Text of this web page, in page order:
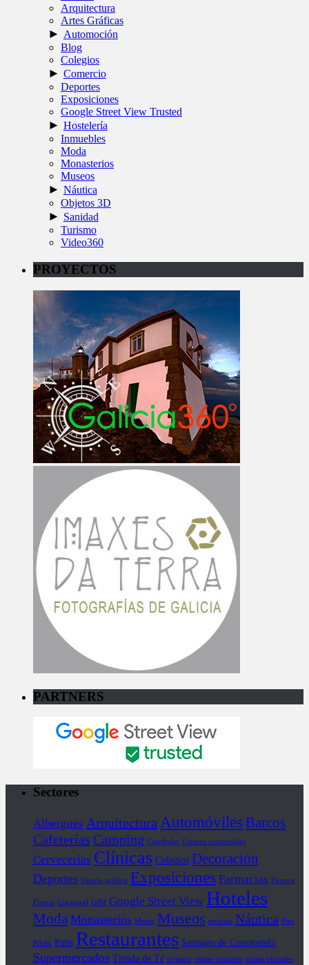
Arquitectura
Artes Gráficas
► Automoción
Blog
Colegios
► Comercio
Deportes
Exposiciones
Google Street View Trusted
► Hostelería
Inmuebles
Moda
Monasterios
Museos
► Náutica
Objetos 3D
► Sanidad
Turismo
Video360
PROYECTOS
PARTNERS
Sectores
Albergues Arquitectura Automóviles Barcos
Cafeterías Camping Catedrales Centros comerciales
Cervecerías Clínicas Colegios Decoración
Deportes Diseño gráfico Exposiciones Farmacias Fisterra
Fitness Gigapixel GIM Google Street View Hoteles
Moda Monasterios Motos Museos noticias Náutica Piso
Piloto Pubs Restaurantes Santiago de Compostela
Supermercados Tienda de Té turismo visitas virtuales visitas virtuales